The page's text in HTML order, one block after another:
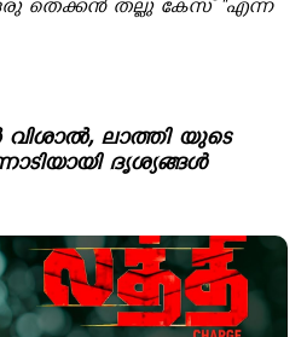
തെക്കൻ തല്ലു കേസ് "എന്ന
ലാത്തി യുടെ
ദൃശ്യങ്ങള്‍